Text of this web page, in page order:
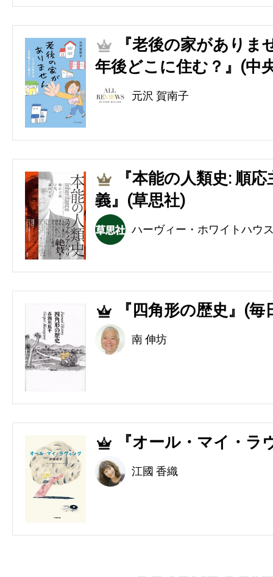
2
『老後の家があり
年後どこに住む？』(中
元沢 賀南子
3
『本能の人類史: 順
義』(草思社)
ハーヴィー・ホワイトハウ
4 『四角形の歴史』(毎
南 伸坊
5 『オール・マイ・ラ
江國 香織